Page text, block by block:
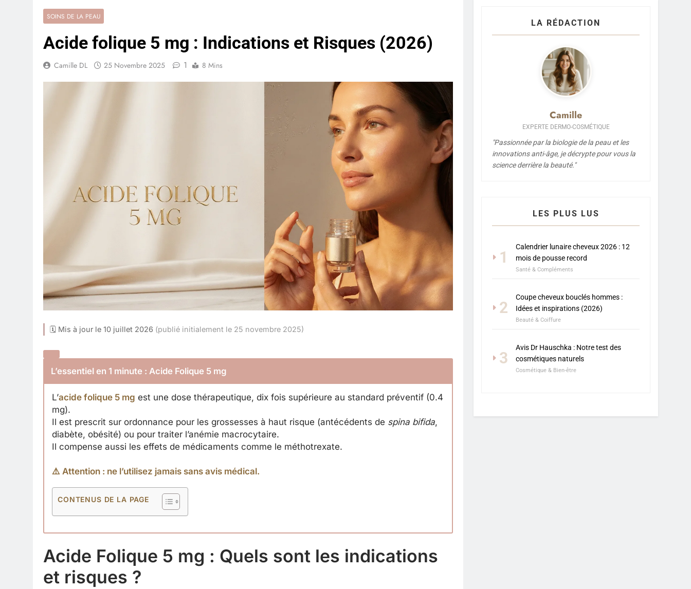
SOINS DE LA PEAU
Acide folique 5 mg : Indications et Risques (2026)
Camille DL 25 Novembre 2025 1 8 Mins
🗓 Mis à jour le 10 juillet 2026 (publié initialement le 25 novembre 2025)
L’essentiel en 1 minute : Acide Folique 5 mg
L’acide folique 5 mg est une dose thérapeutique, dix fois supérieure au standard préventif (0.4
mg).
Il est prescrit sur ordonnance pour les grossesses à haut risque (antécédents de spina bifida,
diabète, obésité) ou pour traiter l’anémie macrocytaire.
Il compense aussi les effets de médicaments comme le méthotrexate.
⚠️ Attention : ne l’utilisez jamais sans avis médical.
CONTENUS DE LA PAGE
Acide Folique 5 mg : Quels sont les indications
et risques ?
LA RÉDACTION
Camille
EXPERTE DERMO-COSMÉTIQUE
"Passionnée par la biologie de la peau et les
innovations anti-âge, je décrypte pour vous la
science derrière la beauté."
LES PLUS LUS
1
Calendrier lunaire cheveux 2026 : 12
mois de pousse record
Santé & Compléments
2
Coupe cheveux bouclés hommes :
Idées et inspirations (2026)
Beauté & Coiffure
3
Avis Dr Hauschka : Notre test des
cosmétiques naturels
Cosmétique & Bien-être